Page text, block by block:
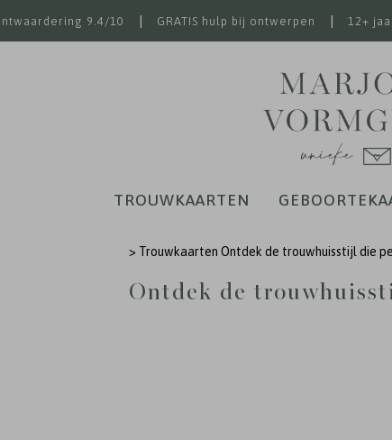
9.4/10 GRATIS hulp bij ontwerpen 12+
TROUWKAARTEN
> Trouwkaarten Ontdek de trouwhuisstijl die
Ontdek de